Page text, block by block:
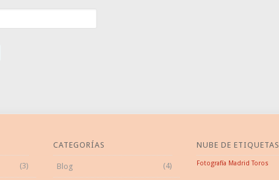
(3)
CATEGORÍAS
Blog (4)
NUBE DE ETIQUETAS
Fotografía Madrid Toros